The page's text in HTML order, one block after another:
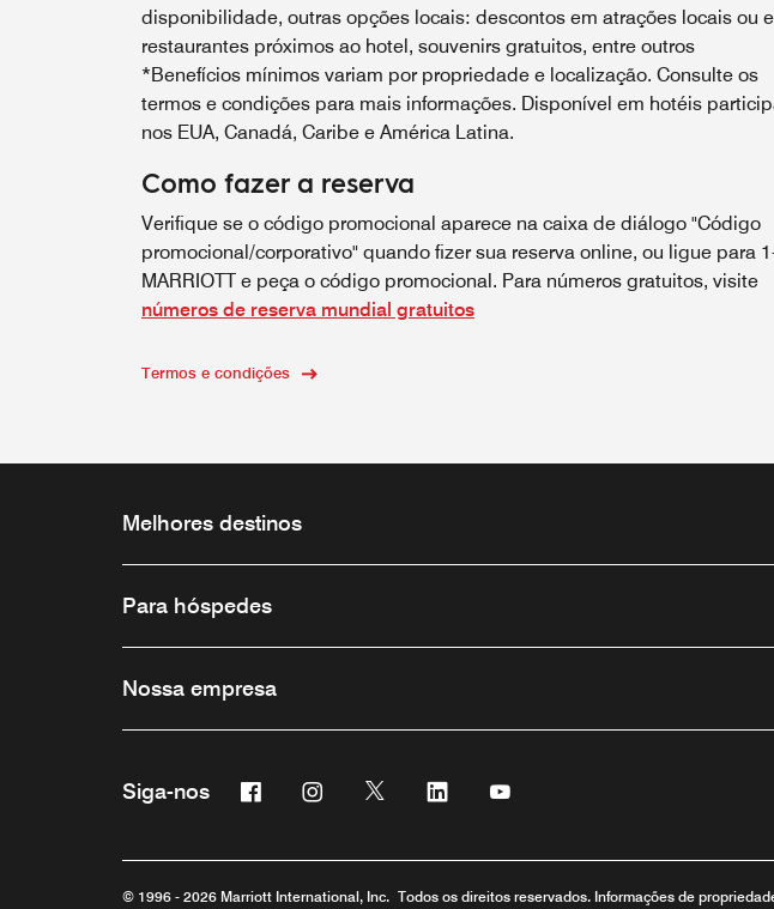
disponibilidade, outras opções locais: descontos em atrações locais ou
restaurantes próximos ao hotel, souvenirs gratuitos, entre outros
*Benefícios mínimos variam por propriedade e localização. Consulte os
termos e condições para mais informações. Disponível em hotéis
nos EUA, Canadá, Caribe e América Latina.
Como fazer a reserva
Verifique se o código promocional aparece na caixa de diálogo "Código
promocional/corporativo" quando fizer sua reserva online, ou ligue para
MARRIOTT e peça o código promocional. Para números gratuitos, visite
números de reserva mundial gratuitos
Termos e condições
Melhores destinos
Para hóspedes
Nossa empresa
Siga-nos FacebookInstagramTwitter Linkedin
© 1996 - 2026 Marriott International, Inc. Todos os direitos reservados. Informações de